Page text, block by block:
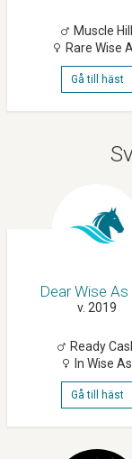
Muscle Hill
Rare Wise
Gå till häst
Dear Wise As
v. 2019
Ready
In Wise As
Gå till häst